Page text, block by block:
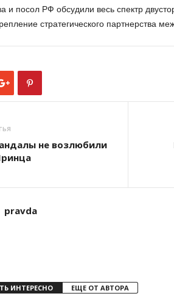
и посол РФ обсудили весь спектр
стратегического партнерства
не возлюбили
pravda
ИНТЕРЕСНО ЕЩЕ ОТ АВТОРА